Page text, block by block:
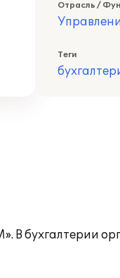
Отрасль /
Теги
бухгалтерии